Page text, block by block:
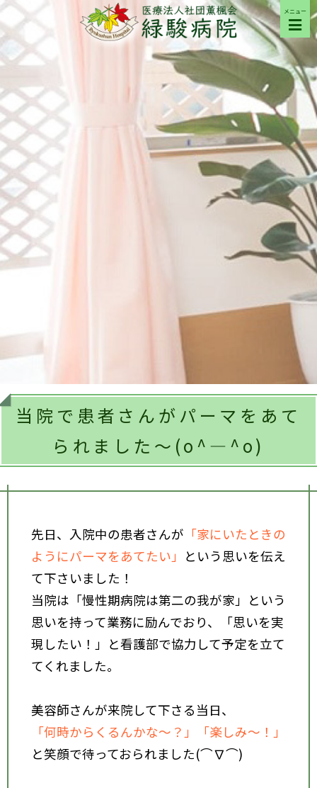
メニュー
ご来院の方へ
病院について
部門紹介
採用希望の方へ
交通アクセス
当院で患者さんがパーマをあて
られました～(o^―^o)
先日、入院中の患者さんが 「家にいたときの
ようにパーマをあてたい」 という思いを伝え
て下さいました！
当院は「慢性期病院は第二の我が家」という
思いを持って業務に励んでおり、「思いを実
現したい！」と看護部で協力して予定を立て
てくれました。
美容師さんが来院して下さる当日、
「何時からくるんかな～？」「楽しみ～！」
と笑顔で待っておられました(⌒∇⌒)